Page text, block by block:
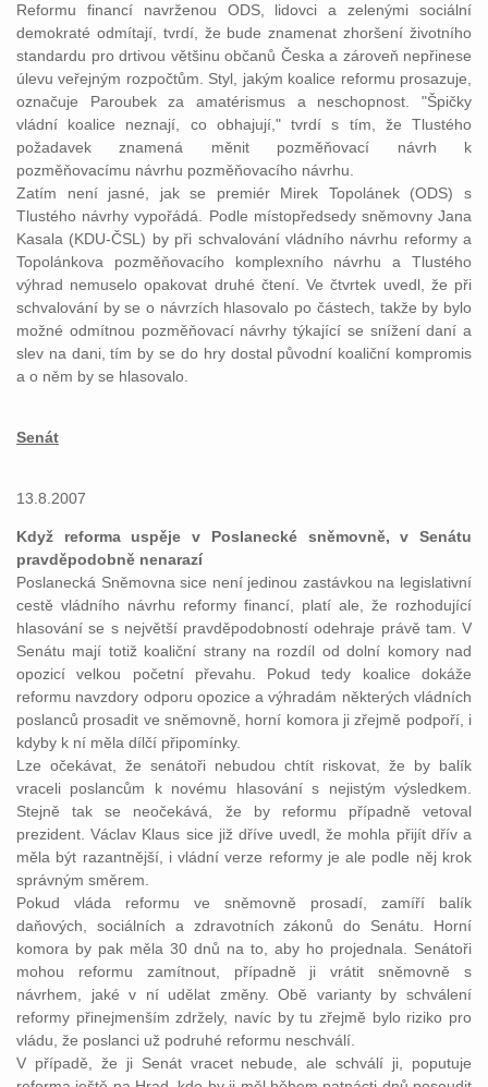
Reformu financí navrženou ODS, lidovci a zelenými sociální
demokraté odmítají, tvrdí, že bude znamenat zhoršení životního
standardu pro drtivou většinu občanů Česka a zároveň nepřinese
úlevu veřejným rozpočtům. Styl, jakým koalice reformu prosazuje,
označuje Paroubek za amatérismus a neschopnost. "Špičky
vládní koalice neznají, co obhajují," tvrdí s tím, že Tlustého
požadavek znamená měnit pozměňovací návrh k
pozměňovacímu návrhu pozměňovacího návrhu.
Zatím není jasné, jak se premiér Mirek Topolánek (ODS) s
Tlustého návrhy vypořádá. Podle místopředsedy sněmovny Jana
Kasala (KDU-ČSL) by při schvalování vládního návrhu reformy a
Topolánkova pozměňovacího komplexního návrhu a Tlustého
výhrad nemuselo opakovat druhé čtení. Ve čtvrtek uvedl, že při
schvalování by se o návrzích hlasovalo po částech, takže by bylo
možné odmítnou pozměňovací návrhy týkající se snížení daní a
slev na dani, tím by se do hry dostal původní koaliční kompromis
a o něm by se hlasovalo.
Senát
13.8.2007
Když reforma uspěje v Poslanecké sněmovně, v Senátu
pravděpodobně nenarazí
Poslanecká Sněmovna sice není jedinou zastávkou na legislativní
cestě vládního návrhu reformy financí, platí ale, že rozhodující
hlasování se s největší pravděpodobností odehraje právě tam. V
Senátu mají totiž koaliční strany na rozdíl od dolní komory nad
opozicí velkou početní převahu. Pokud tedy koalice dokáže
reformu navzdory odporu opozice a výhradám některých vládních
poslanců prosadit ve sněmovně, horní komora ji zřejmě podpoří, i
kdyby k ní měla dílčí připomínky.
Lze očekávat, že senátoři nebudou chtít riskovat, že by balík
vraceli poslancům k novému hlasování s nejistým výsledkem.
Stejně tak se neočekává, že by reformu případně vetoval
prezident. Václav Klaus sice již dříve uvedl, že mohla přijít dřív a
měla být razantnější, i vládní verze reformy je ale podle něj krok
správným směrem.
Pokud vláda reformu ve sněmovně prosadí, zamíří balík
daňových, sociálních a zdravotních zákonů do Senátu. Horní
komora by pak měla 30 dnů na to, aby ho projednala. Senátoři
mohou reformu zamítnout, případně ji vrátit sněmovně s
návrhem, jaké v ní udělat změny. Obě varianty by schválení
reformy přinejmenším zdržely, navíc by tu zřejmě bylo riziko pro
vládu, že poslanci už podruhé reformu neschválí.
V případě, že ji Senát vracet nebude, ale schválí ji, poputuje